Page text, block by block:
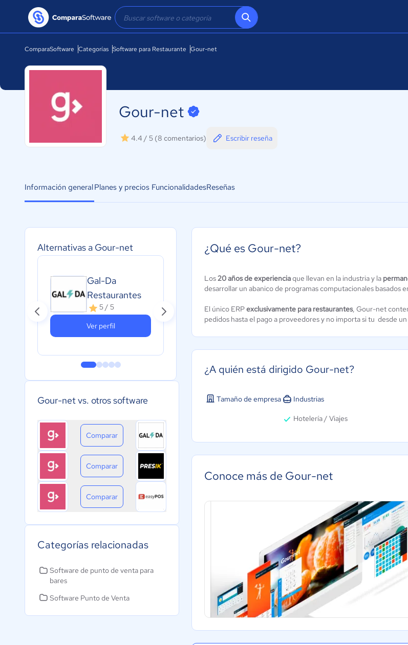
ComparaSoftware Categorías Software para Restaurante Gour-net
Gour-net
4.4 / 5 (8 comentarios) Escribir reseña
Información generalPlanes y precios FuncionalidadesReseñas
Alternativas a Gour-net
Gal-Da
Restaurantes
5 / 5
Ver perfil
Presik
calificación
Punto de venta
restaurantes
3.2 / 5
Gour-net vs. otros software
Comparar
Comparar
Comparar
Categorías relacionadas
Software de punto de venta para
bares
Software Punto de Venta
¿Qué es Gour-net?
Los20 años de experienciaque llevan en la industria y la
desarrollar un abanico de programas computacionales basados
El único ERPexclusivamente para restaurantes, Gour-net
pedidos hasta el pago a proveedores y no importa si tu desde
¿A quién está dirigido Gour-net?
Tamaño de empresa Industrias
Hotelería / Viajes
Conoce más de Gour-net